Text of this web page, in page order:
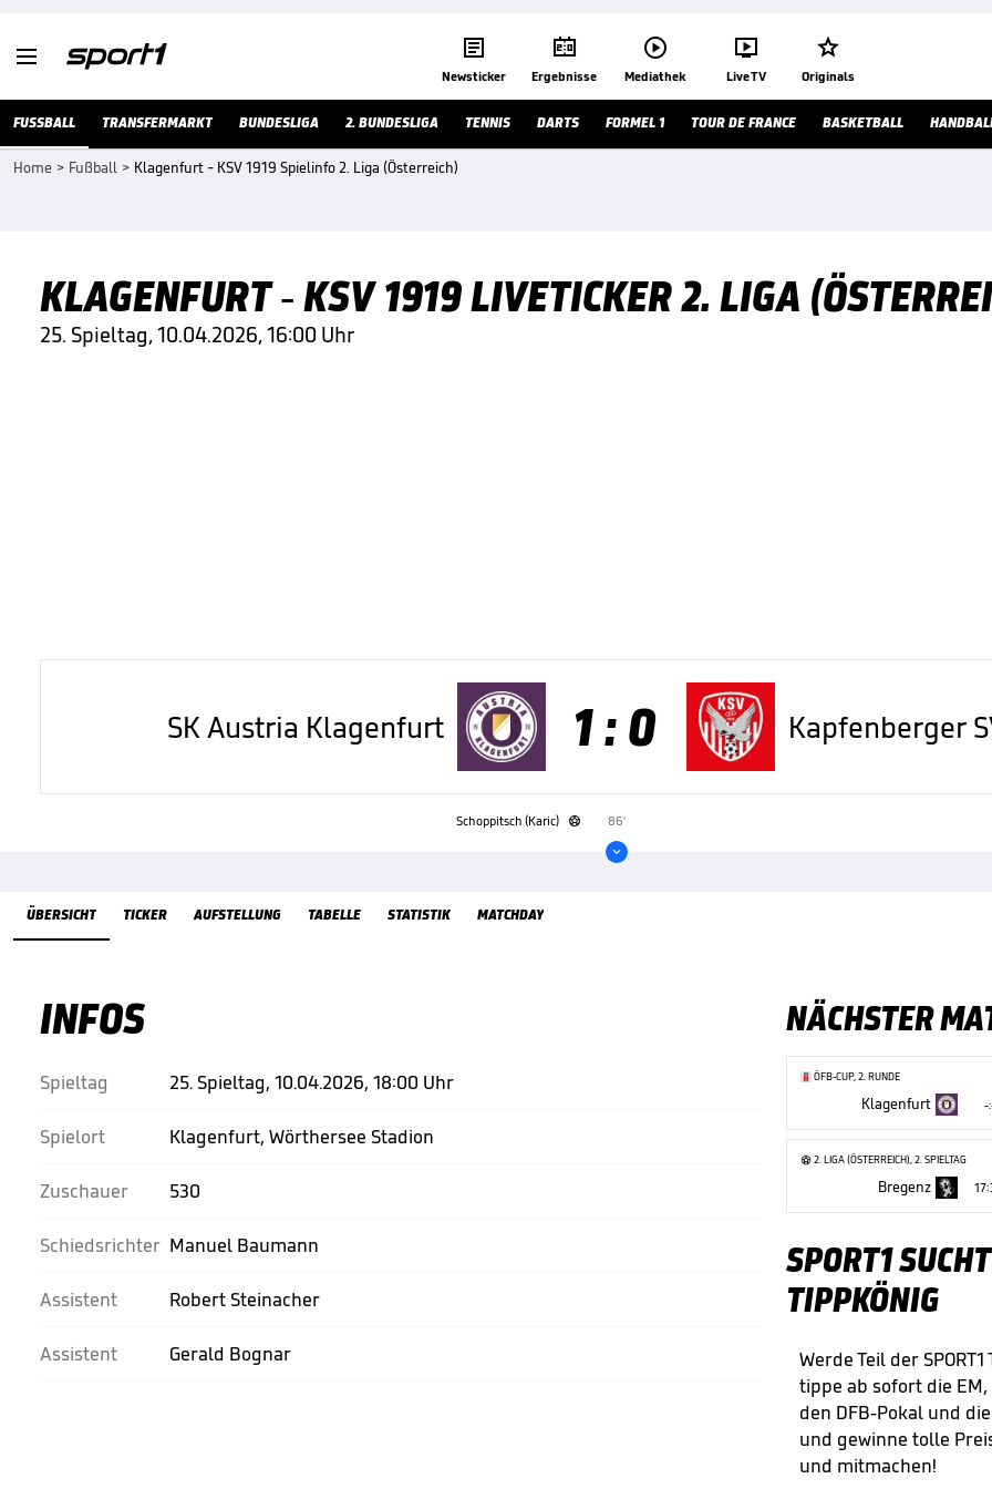
 
Newsticker

Ergebnisse

Mediathek

Live TV

Originals
FUSSBALL TRANSFERMARKT BUNDESLIGA 2. BUNDESLIGA TENNIS DARTS FORMEL 1 TOUR DE FRANCE BASKETBALL
Home > Fußball > Klagenfurt - KSV 1919 Spielinfo 2. Liga (Österreich)
KLAGENFURT - KSV 1919 LIVETICKER 2. LIGA
25. Spieltag, 10.04.2026, 16:00 Uhr
SK Austria Klagenfurt 1 : 0 Kapfenberger
Schoppitsch (Karic)  86'

ÜBERSICHT TICKER AUFSTELLUNG TABELLE STATISTIK MATCHDAY
Übersicht
INFOS
Spieltag
Spielort
Zuschauer
Schiedsrichter
Assistent
Assistent
25. Spieltag, 10.04.2026, 18:00 Uhr
Klagenfurt, Wörthersee Stadion
530
Manuel Baumann
Robert Steinacher
Gerald Bognar
NÄCHSTER
ÖFB-CUP, 2. RUNDE
Klagenfurt -
2. LIGA (ÖSTERREICH), 2. SPIELTAG
Bregenz
SPORT1
TIPPKÖNIG
Werde Teil der
tippe ab sofort die
den DFB-Pokal und
und gewinne tolle
und mitmachen!